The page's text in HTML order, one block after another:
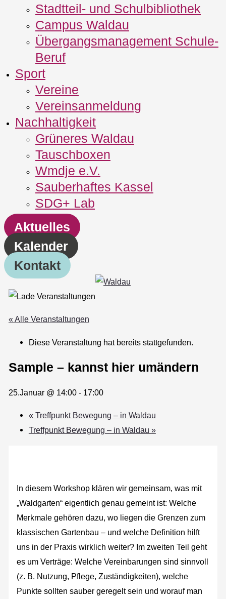
Stadtteil- und Schulbibliothek
Campus Waldau
Übergangsmanagement Schule‐
Beruf
Sport
Vereine
Vereinsanmeldung
Nachhaltigkeit
Grüneres Waldau
Tauschboxen
Wmdje e.V.
Sauberhaftes Kassel
SDG+ Lab
Aktuelles
Kalender
Kontakt
« Alle Veranstaltungen
Diese Veranstaltung hat bereits stattgefunden.
Sample – kannst hier umändern
25.Januar @ 14:00- 17:00
« Treffpunkt Bewegung – in Waldau
Treffpunkt Bewegung – in Waldau »
In diesem Workshop klären wir gemeinsam, was mit
„Waldgarten“ eigentlich genau gemeint ist: Welche
Merkmale gehören dazu, wo liegen die Grenzen zum
klassischen Gartenbau – und welche Definition hilft
uns in der Praxis wirklich weiter? Im zweiten Teil geht
es um Verträge: Welche Vereinbarungen sind sinnvoll
(z. B. Nutzung, Pflege, Zuständigkeiten), welche
Punkte sollten sauber geregelt sein und worauf man